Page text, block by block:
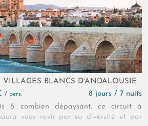
VILLAGES BLANCS D'ANDALOUSIE
/ pers.
8 jours / 7 nuits
ô combien dépaysant, ce circuit à
vous ravir par sa diversité et par